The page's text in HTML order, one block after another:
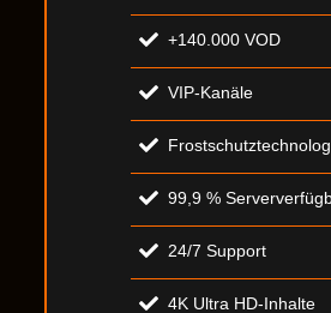
+140.000 VOD
VIP-Kanäle
99,9 %
24/7 Support
4K Ultra HD-Inhalte